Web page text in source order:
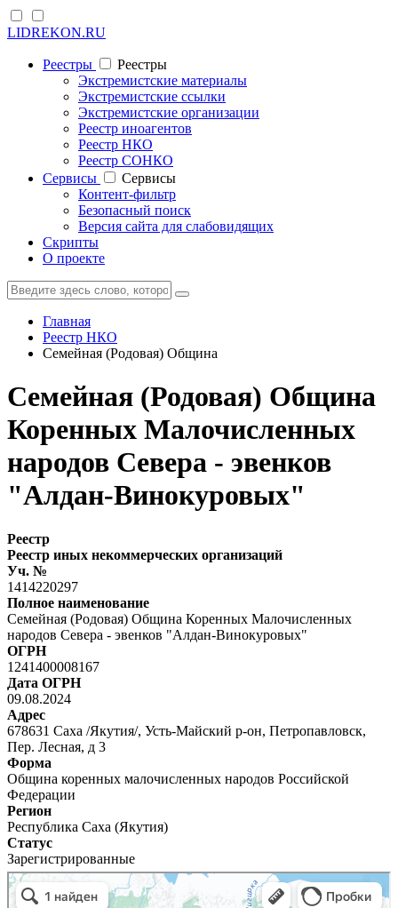
LIDREKON.RU
Реестры
Реестры
Экстремистские материалы
Экстремистские ссылки
Экстремистские организации
Реестр иноагентов
Реестр НКО
Реестр СОНКО
Cервисы
Cервисы
Контент-фильтр
Безопасный поиск
Версия сайта для слабовидящих
Скрипты
О проекте
Главная
Реестр НКО
Семейная (Родовая) Община
Семейная (Родовая) Община
Коренных Малочисленных
народов Севера - эвенков
"Алдан-Винокуровых"
Реестр
Реестр иных некоммерческих организаций
Уч. №
1414220297
Полное наименование
Семейная (Родовая) Община Коренных Малочисленных
народов Севера - эвенков "Алдан-Винокуровых"
ОГРН
1241400008167
Дата ОГРН
09.08.2024
Адрес
678631 Саха /Якутия/, Усть-Майский р-он, Петропавловск,
Пер. Лесная, д 3
Форма
Община коренных малочисленных народов Российской
Федерации
Регион
Республика Саха (Якутия)
Статус
Зарегистрированные